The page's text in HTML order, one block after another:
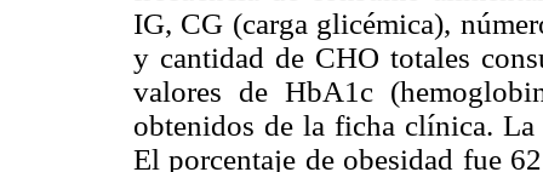
IG, CG (carga glicémica),
y cantidad de CHO totales
valores de HbA1c
obtenidos de la ficha clínica.
El porcentaje de obesidad fue